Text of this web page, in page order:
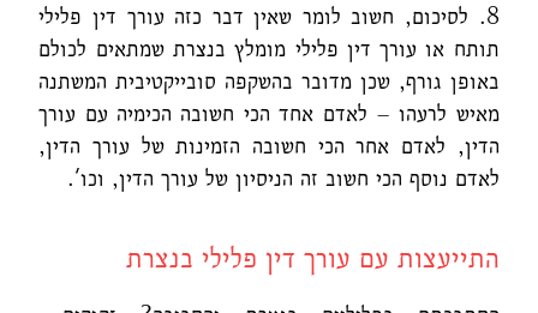
8. לסיכום, חשוב לומר שאין דבר כזה עורך דין פלילי
תותח או עורך דין פלילי מומלץ בנצרת שמתאים לכולם
באופן גורף, שכן מדובר בהשקפה סובייקטיבית המשתנה
מאיש לרעהו – לאדם אחד הכי חשובה הכימיה עם עורך
הדין, לאדם אחר הכי חשובה הזמינות של עורך הדין,
לאדם נוסף הכי חשוב זה הניסיון של עורך הדין, וכו'.
התייעצות עם עורך דין פלילי בנצרת